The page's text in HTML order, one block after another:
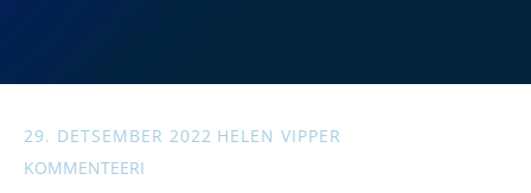
29. DETSEMBER 2022 HELEN VIPPER
KOMMENTEERI